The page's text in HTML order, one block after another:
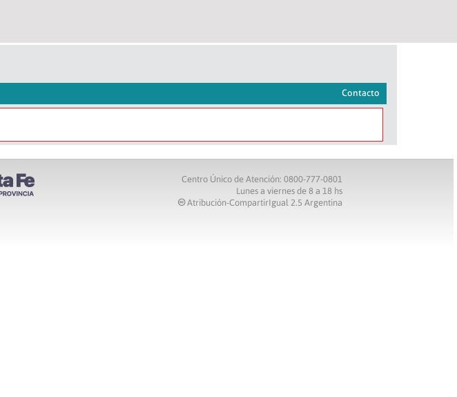
Contacto
Centro Único de Atención: 0800-777-0801
Lunes a viernes de 8 a 18 hs
cAtribución-CompartirIgual 2.5 Argentina